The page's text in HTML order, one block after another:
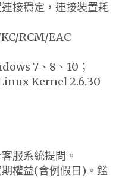
接穩定，連接裝置耗
RCM/EAC
7、8、10；
Kernel 2.6.30
服系統提問。
權益(含例假日)。鑑